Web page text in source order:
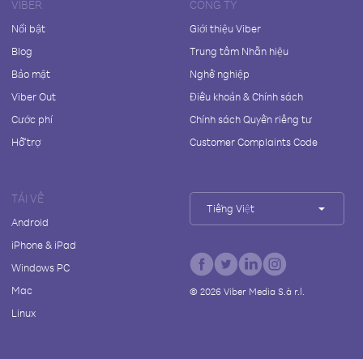
VIBER
Nổi bật
Blog
Bảo mật
Viber Out
Cước phí
Hỗ trợ
CÔNG TY
Giới thiệu Viber
Trung tâm Nhãn hiệu
Nghề nghiệp
Điều khoản & Chính sách
Chính sách Quyền riêng tư
Customer Complaints Code
TẢI VỀ
Android
iPhone & iPad
Windows PC
Mac
Linux
Tiếng Việt
© 2026Viber Media S.à r.l.